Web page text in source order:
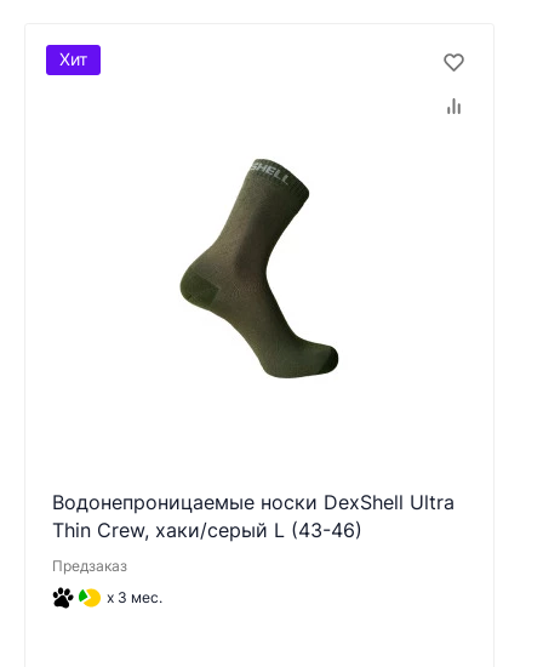
Водонепроницаемые носки DexShell Ultra
Thin Crew, хаки/серый L (43-46)
Предзаказ
x 3 мес.
Хит